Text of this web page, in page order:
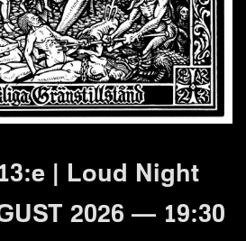
| Loud Night
2026 — 19:30